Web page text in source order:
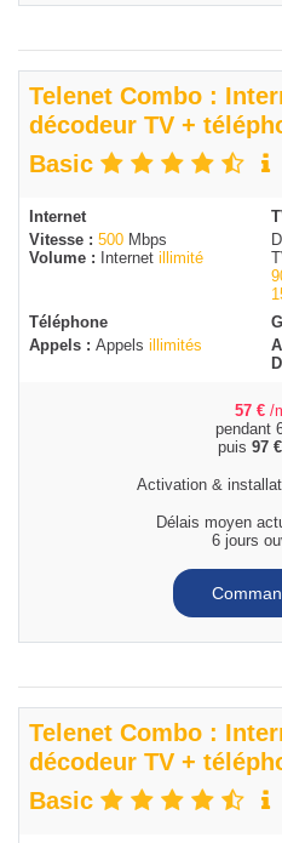
Telenet Combo :
décodeur TV +
Basic
Internet
Vitesse : 500 Mbps
Volume :
Internet illimité
Téléphone
Appels : Appels illimités
57 € /
pendant
puis 97 €
Activation &
Délais moyen
6 jours
Telenet Combo :
décodeur TV +
Basic